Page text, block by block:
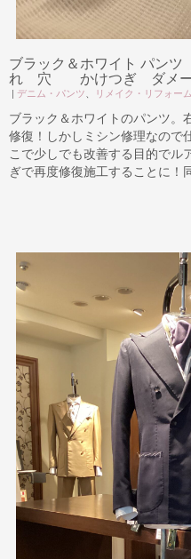
ブラック＆ホワイト パ
れ 穴 かけつぎ ダメー
| デニム・パンツ リメイク・リフォーム
ブラック＆ホワイトのパンツ。
修復！しかしミシン修理なので
こで少しでも改善する目的でル
ぎで再度修復施工することに！